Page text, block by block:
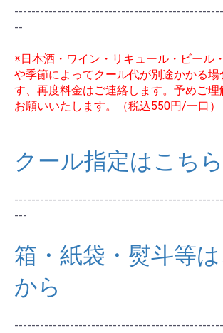
--
※日本酒・ワイン・リキュール・ビール
や季節によってクール代が別途かかる場
す、再度料金はご連絡します。予めご理
お願いいたします。（税込550円/一口）
クール指定はこち
---
箱・紙袋・熨斗等
から